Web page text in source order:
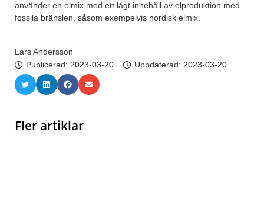
använder en elmix med ett lågt innehåll av elproduktion med
fossila bränslen, såsom exempelvis nordisk elmix.
Lars Andersson
Publicerad: 2023-03-20 Uppdaterad: 2023-03-20
Fler artiklar